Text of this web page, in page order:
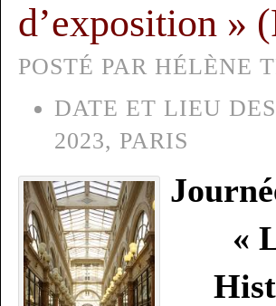
d’exposition »
POSTÉ PAR HÉLÈNE
DATE ET LIEU
2023, PARIS
«